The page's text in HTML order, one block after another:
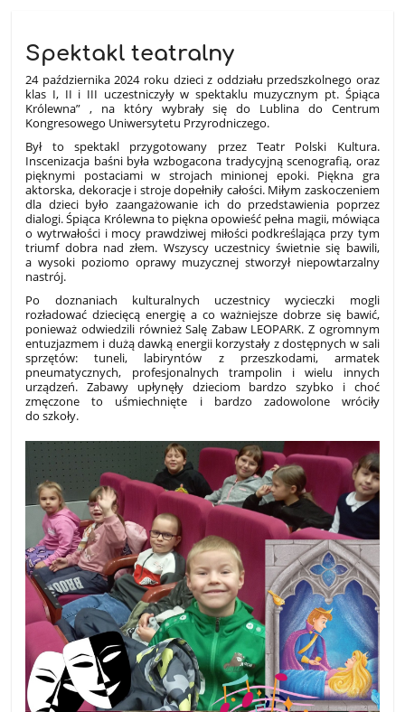
Spektakl teatralny
24 października 2024 roku dzieci z oddziału przedszkolnego oraz
klas I, II i III uczestniczyły w spektaklu muzycznym pt. Śpiąca
Królewna” , na który wybrały się do Lublina do Centrum
Kongresowego Uniwersytetu Przyrodniczego.
Był to spektakl przygotowany przez Teatr Polski Kultura.
Inscenizacja baśni była wzbogacona tradycyjną scenografią, oraz
pięknymi postaciami w strojach minionej epoki. Piękna gra
aktorska, dekoracje i stroje dopełniły całości. Miłym zaskoczeniem
dla dzieci było zaangażowanie ich do przedstawienia poprzez
dialogi. Śpiąca Królewna to piękna opowieść pełna magii, mówiąca
o wytrwałości i mocy prawdziwej miłości podkreślająca przy tym
triumf dobra nad złem. Wszyscy uczestnicy świetnie się bawili,
a wysoki poziomo oprawy muzycznej stworzył niepowtarzalny
nastrój.
Po doznaniach kulturalnych uczestnicy wycieczki mogli
rozładować dziecięcą energię a co ważniejsze dobrze się bawić,
ponieważ odwiedzili również Salę Zabaw LEOPARK. Z ogromnym
entuzjazmem i dużą dawką energii korzystały z dostępnych w sali
sprzętów: tuneli, labiryntów z przeszkodami, armatek
pneumatycznych, profesjonalnych trampolin i wielu innych
urządzeń. Zabawy upłynęły dzieciom bardzo szybko i choć
zmęczone to uśmiechnięte i bardzo zadowolone wróciły
do szkoły.